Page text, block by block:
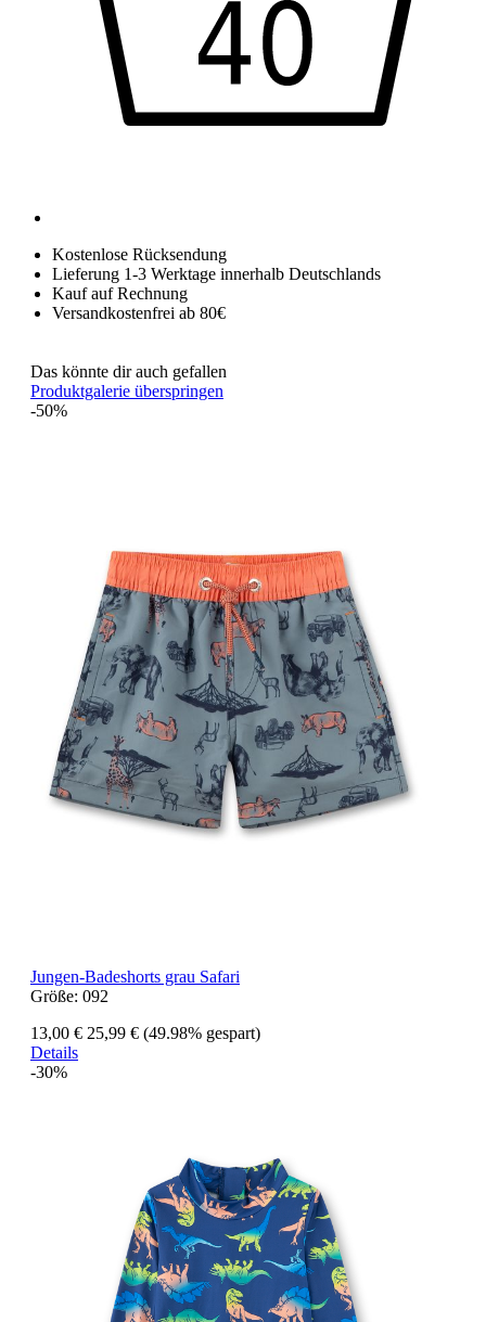
Kostenlose Rücksendung
Lieferung 1-3 Werktage innerhalb Deutschlands
Kauf auf Rechnung
Versandkostenfrei ab 80€
Das könnte dir auch gefallen
Produktgalerie überspringen
-50%
Jungen-Badeshorts grau Safari
Größe: 092
13,00 € 25,99 € (49.98% gespart)
Details
-30%